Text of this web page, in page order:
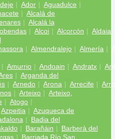
Ador
Aguadulce
Alcalá de
Alcalá la
Alcoi Alcorcón
Aldaia
Almendralejo Almería
Amurrio Andoain Andratx
Arganda del
Arnedo Arona Arrecife
Arteixo
Arteixo,
Atogo
Azpeitia
Azuqueca de
Badia del
Barañáin
Barberà del
Barriada Río San